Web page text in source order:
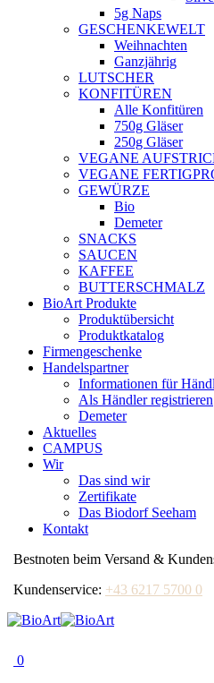
5g Naps
GESCHENKEWELT
Weihnachten
Ganzjährig
LUTSCHER
KONFITÜREN
Alle Konfitüren
750g Gläser
250g Gläser
VEGANE
VEGANE
GEWÜRZE
Bio
Demeter
SNACKS
SAUCEN
KAFFEE
BUTTERSCHMALZ
BioArt Produkte
Produktübersicht
Produktkatalog
Firmengeschenke
Handelspartner
Informationen für
Als Händler registrieren
Demeter
Aktuelles
CAMPUS
Wir
Das sind wir
Zertifikate
Das Biodorf Seeham
Kontakt
Bestnoten beim Versand &
Kundenservice: +43 6217 5700 0
0